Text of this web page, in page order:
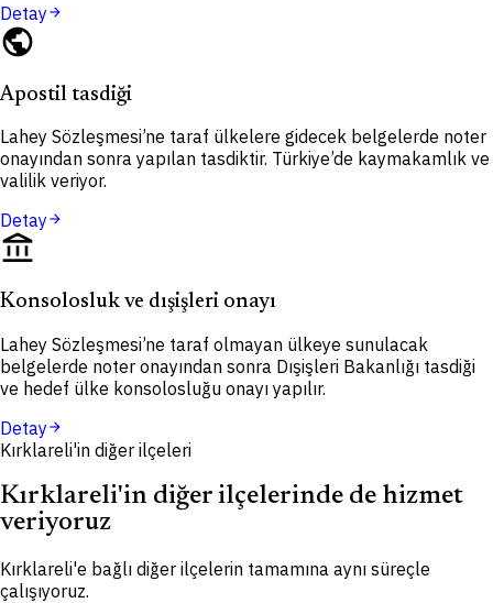
Detayarrow_forward
public
Apostil tasdiği
Lahey Sözleşmesi’ne taraf ülkelere gidecek belgelerde noter
onayından sonra yapılan tasdiktir. Türkiye’de kaymakamlık ve
valilik veriyor.
Detayarrow_forward
account_balance
Konsolosluk ve dışişleri onayı
Lahey Sözleşmesi’ne taraf olmayan ülkeye sunulacak
belgelerde noter onayından sonra Dışişleri Bakanlığı tasdiği
ve hedef ülke konsolosluğu onayı yapılır.
Detayarrow_forward
Kırklareli'in diğer ilçeleri
Kırklareli'in diğer ilçelerinde de hizmet
veriyoruz
Kırklareli'e bağlı diğer ilçelerin tamamına aynı süreçle
çalışıyoruz.